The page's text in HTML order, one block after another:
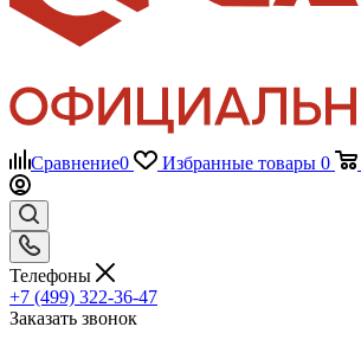
Сравнение0 Избранные товары 0
Телефоны
+7 (499) 322-36-47
Заказать звонок